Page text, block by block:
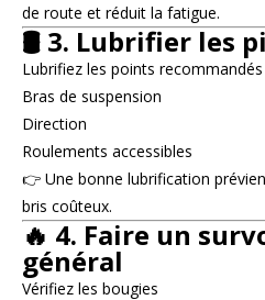
de route et réduit la fatigue.
🛢️ 3. Lubrifier les
Lubrifiez les points
Bras de suspension
Direction
Roulements accessibles
👉 Une bonne lubrification
bris coûteux.
🔥 4. Faire un
général
Vérifiez les bougies